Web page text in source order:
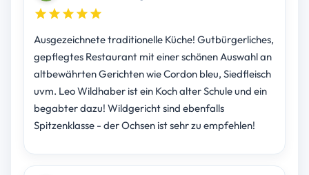
Ausgezeichnete traditionelle Küche! Gutbürgerliches,
gepflegtes Restaurant mit einer schönen Auswahl an
altbewährten Gerichten wie Cordon bleu, Siedfleisch
uvm. Leo Wildhaber ist ein Koch alter Schule und ein
begabter dazu! Wildgericht sind ebenfalls
Spitzenklasse - der Ochsen ist sehr zu empfehlen!